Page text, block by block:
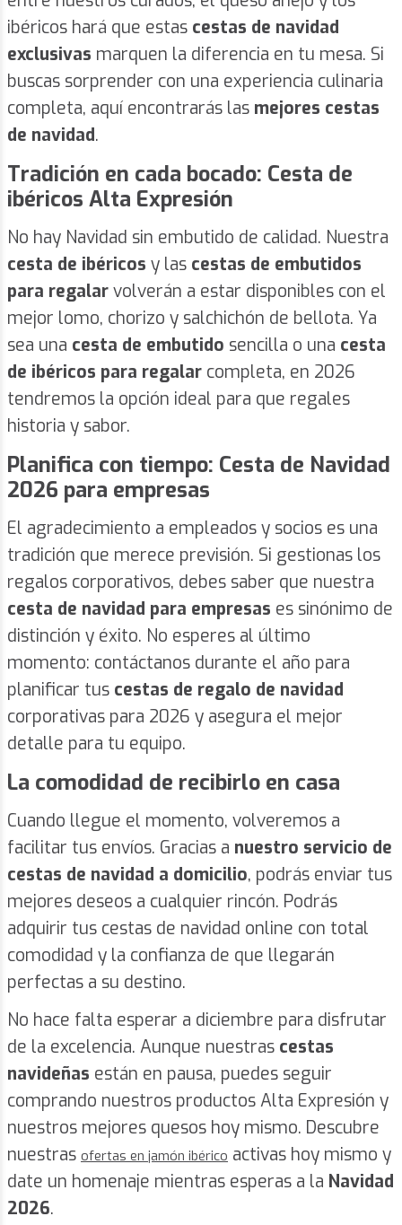
ibéricos hará que estas cestas de navidad
exclusivas marquen la diferencia en tu mesa. Si
buscas sorprender con una experiencia culinaria
completa, aquí encontrarás las mejores cestas
de navidad.
Tradición en cada bocado: Cesta de
ibéricos Alta Expresión
No hay Navidad sin embutido de calidad. Nuestra
cesta de ibéricos y las cestas de embutidos
para regalar volverán a estar disponibles con el
mejor lomo, chorizo y salchichón de bellota. Ya
sea una cesta de embutido sencilla o una cesta
de ibéricos para regalar completa, en 2026
tendremos la opción ideal para que regales
historia y sabor.
Planifica con tiempo: Cesta de Navidad
2026 para empresas
El agradecimiento a empleados y socios es una
tradición que merece previsión. Si gestionas los
regalos corporativos, debes saber que nuestra
cesta de navidad para empresas es sinónimo de
distinción y éxito. No esperes al último
momento: contáctanos durante el año para
planificar tus cestas de regalo de navidad
corporativas para 2026 y asegura el mejor
detalle para tu equipo.
La comodidad de recibirlo en casa
Cuando llegue el momento, volveremos a
facilitar tus envíos. Gracias a nuestro servicio de
cestas de navidad a domicilio, podrás enviar tus
mejores deseos a cualquier rincón. Podrás
adquirir tus cestas de navidad online con total
comodidad y la confianza de que llegarán
perfectas a su destino.
No hace falta esperar a diciembre para disfrutar
de la excelencia. Aunque nuestras cestas
navideñas están en pausa, puedes seguir
comprando nuestros productos Alta Expresión y
nuestros mejores quesos hoy mismo. Descubre
nuestras ofertas en jamón ibérico activas hoy mismo y
date un homenaje mientras esperas a la Navidad
2026.